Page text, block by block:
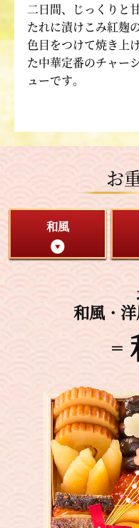
二日間、じっくりと
たれに漬けこみ紅麹
色目をつけて焼き上
た中華定番のチャー
ューです。
お
和風
和風・